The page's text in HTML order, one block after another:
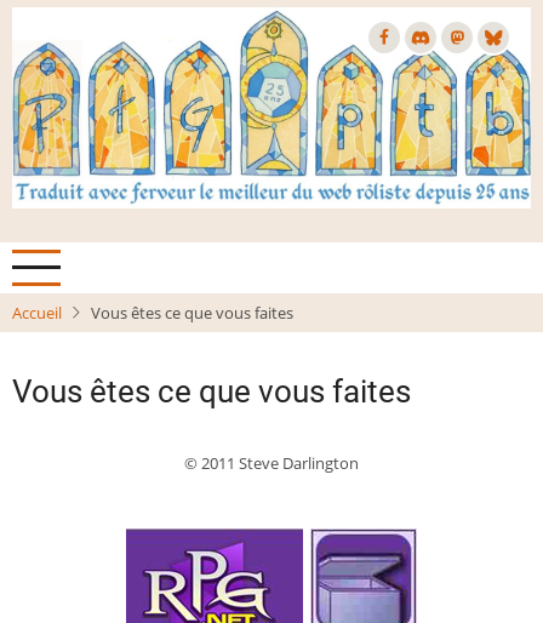
Aller
contenu
principal
Accueil Vous êtes ce que vous faites
Vous êtes ce que vous faites
© 2011 Steve Darlington